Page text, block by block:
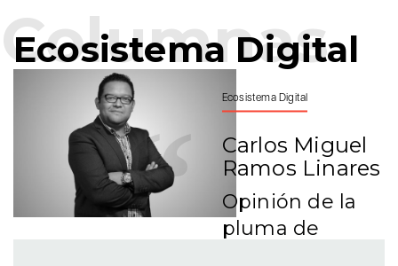
Ecosistema Digital
Ecosistema Digital
Carlos Miguel
Ramos Linares
Opinión de la
pluma de